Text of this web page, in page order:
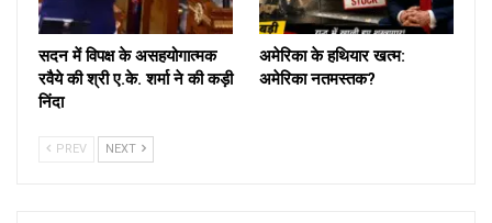
सदन में विपक्ष के असहयोगात्मक
रवैये की श्री ए.के. शर्मा ने की कड़ी
निंदा
अमेरिका के हथियार खत्म:
अमेरिका नतमस्तक?
PREV NEXT